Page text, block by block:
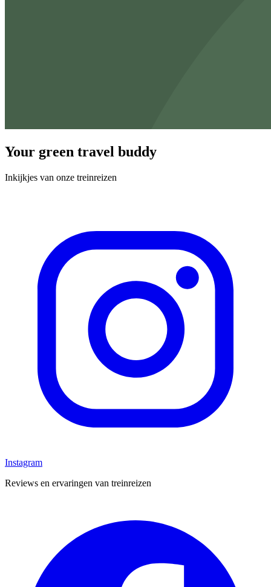
Your green travel buddy
Inkijkjes van onze treinreizen
Instagram
Reviews en ervaringen van treinreizen